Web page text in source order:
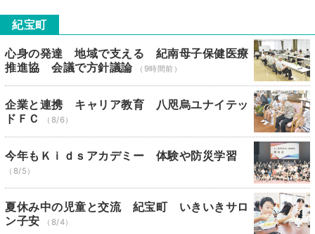
紀宝町
心身の発達 地域で支える 紀南母子保健医療
推進協 会議で方針議論
（9時間前）
企業と連携 キャリア教育 八咫烏ユナイテッ
ドＦＣ
（8/6）
今年もＫｉｄｓアカデミー 体験や防災学習
（8/5）
夏休み中の児童と交流 紀宝町 いきいきサロ
ン子安
（8/4）